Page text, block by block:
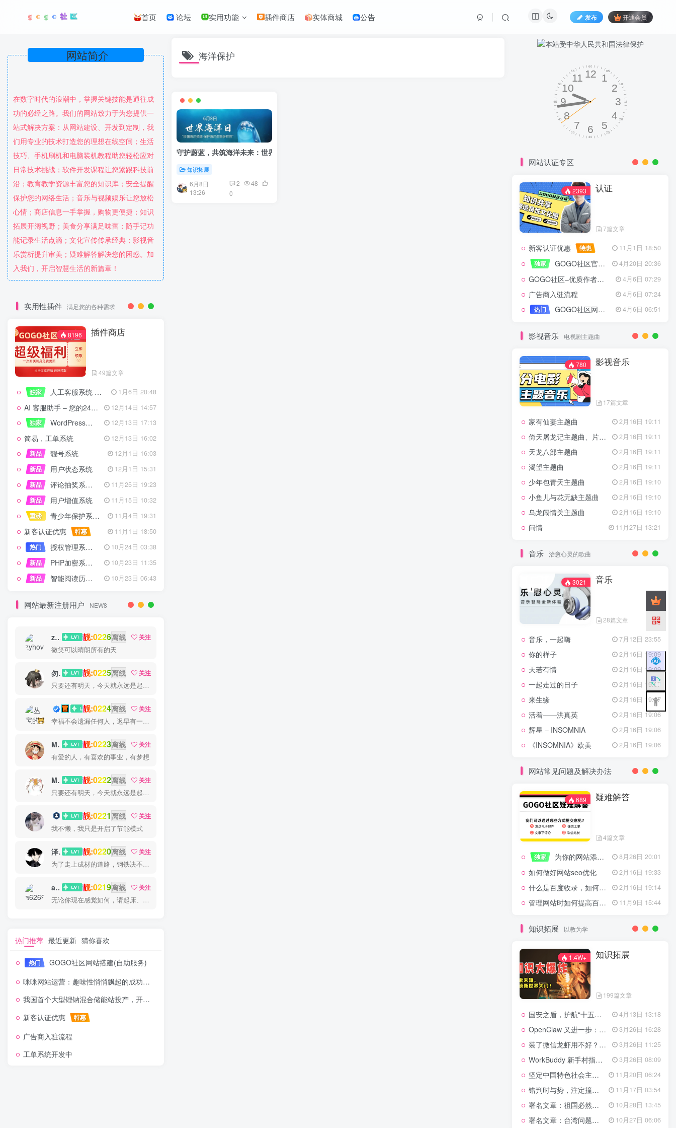
首页 论坛 实用功能 插件商店 实体商城 公告 发布 开通会员
在数字时代的浪潮中，掌握关键技能是通往成
功的必经之路。我们的网站致力于为您提供一
站式解决方案：从网站建设、开发到定制，我
们用专业的技术打造您的理想在线空间；生活
技巧、手机刷机和电脑装机教程助您轻松应对
日常技术挑战；软件开发课程让您紧跟科技前
沿；教育教学资源丰富您的知识库；安全提醒
保护您的网络生活；音乐与视频娱乐让您放松
心情；商店信息一手掌握，购物更便捷；知识
拓展开阔视野；美食分享满足味蕾；随手记功
能记录生活点滴；文化宣传传承经典；影视音
乐赏析提升审美；疑难解答解决您的困惑。加
入我们，开启智慧生活的新篇章！
实用性插件 满足您的各种需求
8196 插件商店
49篇文章
独家 人工客服系统 技术开发文档 1月6日 20:48
AI 客服助手 – 您的24/7智能客服专家
12月14日 14:57
独家
WordPress设备管理器插件 – 专业版 12月13日 17:13
简易，工单系统
12月13日 16:02
新品
靓号系统
12月1日 16:03
新品
用户状态系统
12月1日 15:31
新品
评论抽奖系统 – 完整功能详解
11月25日 19:23
新品
用户增值系统
11月15日 10:32
重磅
青少年保护系统 专为子比主题开发 11月4日 19:31
新客认证优惠 特惠
11月1日 18:50
热门
授权管理系统子比主题专版
10月24日 03:38
新品
PHP加密系统专业版
10月23日 11:35
新品
智能阅读历史系统 10月23日 06:43
网站最新注册用户 NEW8
zyhove 靓:0226离线
关注
微笑可以晴朗所有的天
勿听 靓:0225离线
关注
只要还有明天，今天就永远是起跑线
丛宝 靓:0224离线
关注
幸福不会遗漏任何人，迟早有一天它会找到你
MS-康娃 靓:0223离线
关注
有爱的人，有喜欢的事业，有梦想
Miss 先生 靓:0222离线
关注
只要还有明天，今天就永远是起跑线
猫小白 靓:0221 离线
关注
我不懒，我只是开启了节能模式
泽宇 靓:0220离线
关注
为了走上成材的道路，钢铁决不惋惜璀璨的钢花被遗弃
a626911 靓:0219离线
关注
无论你现在感觉如何，请起床、穿好衣服然后为你的梦想而奋斗
热门推荐 最近更新 猜你喜欢
热门
GOGO社区网站搭建(自助服务)
咪咪网站运营：趣味性悄悄飘起的成功风头
我国首个大型锂钠混合储能站投产，开启储能新时代
新客认证优惠
特惠
广告商入驻流程
工单系统开发中
海洋保护
守护蔚蓝，共筑海洋未来：世界海洋日的使命与担当
知识拓展
6月8日
13:26
2
48
0
网站认证专区
2393 认证
7篇文章
新客认证优惠 特惠
11月1日 18:50
独家
GOGO社区官方成员认证 4月20日 20:36
GOGO社区–优质作者认证 4月6日 07:29
广告商入驻流程
4月6日 07:24
热门
GOGO社区网站搭建(自助服务) 4月6日 06:51
影视音乐 电视剧主题曲
780 影视音乐
17篇文章
家有仙妻主题曲 2月16日 19:11
倚天屠龙记主题曲、片头曲 2月16日 19:11
天龙八部主题曲 2月16日 19:11
渴望主题曲 2月16日 19:11
少年包青天主题曲 2月16日 19:10
小鱼儿与花无缺主题曲 2月16日 19:10
乌龙闯情关主题曲 2月16日 19:10
问情 11月27日 13:21
音乐 治愈心灵的歌曲
3021 音乐
28篇文章
音乐，一起嗨 7月12日 23:55
你的样子 2月16日 19:09
天若有情 2月16日 19:09
一起走过的日子 2月16日 19:07
来生缘 2月16日 19:07
活着——洪真英 2月16日 19:06
辉星 – INSOMNIA 2月16日 19:06
《INSOMNIA》欧美 2月16日 19:06
网站常见问题及解决办法
689 疑难解答
4篇文章
独家 为你的网站添加百度登录 8月26日 20:01
如何做好网站seo优化 2月16日 19:33
什么是百度收录，如何提高收录量？ 2月16日 19:14
管理网站时如何提高百度权重？ 11月9日 15:44
知识拓展 以教为学
1.4W+ 知识拓展
199篇文章
国安之盾，护航“十五五”新征程 4月13日 13:18
OpenClaw 又进一步：微信直连+安全检测+版本切换 3月26日 16:28
装了微信龙虾用不好？3步让你轻松指挥AI干活！ 3月26日 11:25
WorkBuddy 新手村指南：10 个核心技巧帮你解锁满级虾🦞！ 3月26日 08:09
坚定中国特色社会主义法治的政治定力 11月20日 06:24
错判时与势，注定撞南墙 11月17日 03:54
署名文章：祖国必然统一势不可挡 10月28日 13:45
署名文章：台湾问题的由来和性质 10月27日 06:06